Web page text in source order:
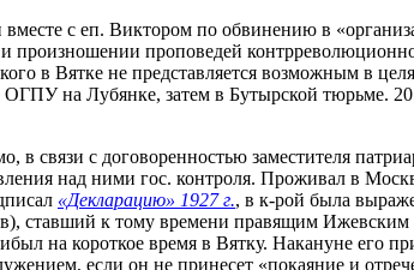
с еп. Виктором по обвинению в
произношении проповедей
в Вятке не представляется возможным в
на Лубянке, затем в Бутырской тюрьме.
в связи с договоренностью заместителя
над ними гос. контроля. Проживал в
«Декларацию» 1927 г., в к-рой была
ставший к тому времени правящим
на короткое время в Вятку. Накануне его
если он не принесет «покаяние и